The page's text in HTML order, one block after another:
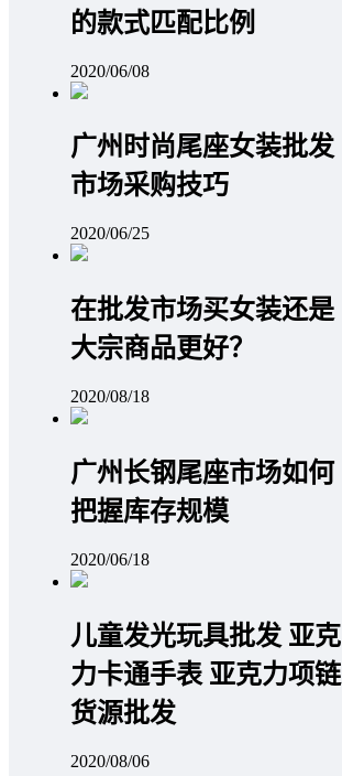
的款式匹配比例
2020/06/08
广州时尚尾座女装批发
市场采购技巧
2020/06/25
在批发市场买女装还是
大宗商品更好？
2020/08/18
广州长钢尾座市场如何
把握库存规模
2020/06/18
儿童发光玩具批发 亚克
力卡通手表 亚克力项链
货源批发
2020/08/06